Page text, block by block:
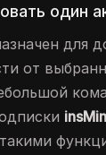
один
для
от